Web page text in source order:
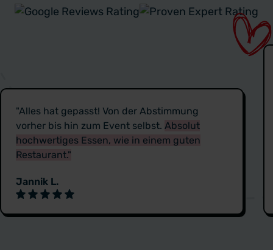
"Alles hat gepasst! Von der Abstimmung
vorher bis hin zum Event selbst. Absolut
hochwertiges Essen, wie in einem guten
Restaurant."
Jannik L.